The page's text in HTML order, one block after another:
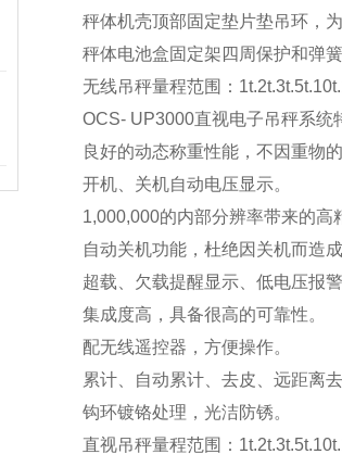
秤体机壳顶部固定垫片垫吊环，为
秤体电池盒固定架四周保护和弹
无线吊秤量程范围：
OCS- UP3000直视电子吊秤系统
良好的动态称重性能，不因重物
开机、关机自动电压显示。
1,000,000的内部分辨率带来的高
自动关机功能，杜绝因关机而造成
超载、欠载提醒显示、低电压报
集成度高，具备很高的可靠性。
配无线遥控器，方便操作。
累计、自动累计、去皮、远距离
钩环镀铬处理，光洁防锈。
直视吊秤量程范围：